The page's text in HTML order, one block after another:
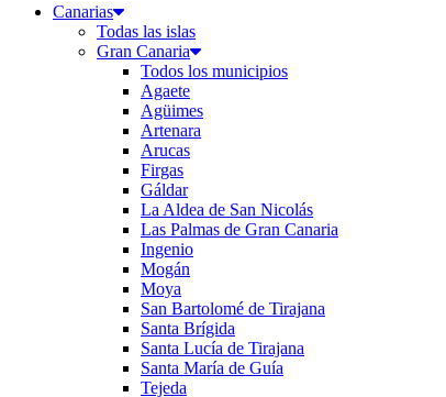
Canarias
Todas las islas
Gran Canaria
Todos los municipios
Agaete
Agüimes
Artenara
Arucas
Firgas
Gáldar
La Aldea de San Nicolás
Las Palmas de Gran Canaria
Ingenio
Mogán
Moya
San Bartolomé de Tirajana
Santa Brígida
Santa Lucía de Tirajana
Santa María de Guía
Tejeda